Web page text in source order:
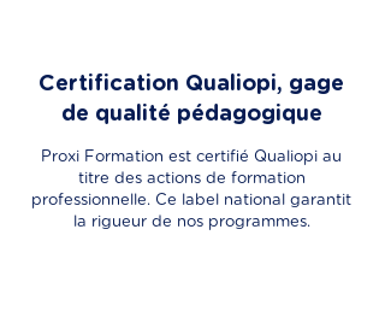
Certification Qualiopi, gage
de qualité pédagogique
Proxi Formation est certifié Qualiopi au
titre des actions de formation
professionnelle. Ce label national garantit
la rigueur de nos programmes.